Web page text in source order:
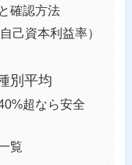
確認方法
己資本利益率）
別平均
超なら安全
覧